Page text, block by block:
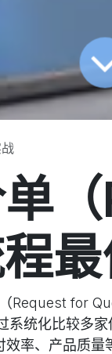
（
Request for
系统化比较多
率、产品质